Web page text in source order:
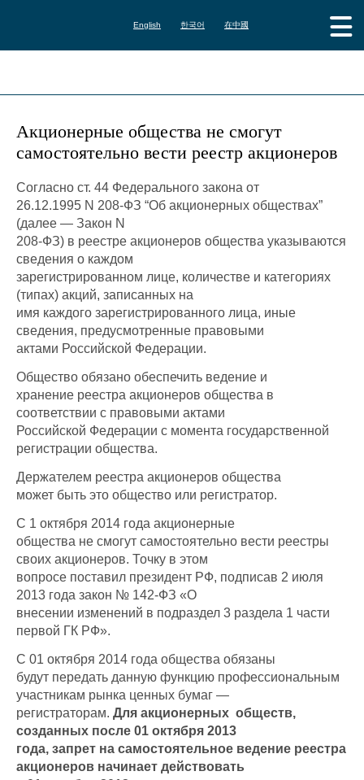
English 한국어 在中國
Акционерные общества не смогут
самостоятельно вести реестр акционеров
Согласно ст. 44 Федерального закона от
26.12.1995 N 208-ФЗ “Об акционерных обществах”
(далее — Закон N
208-ФЗ) в реестре акционеров общества указываются
сведения о каждом
зарегистрированном лице, количестве и категориях
(типах) акций, записанных на
имя каждого зарегистрированного лица, иные
сведения, предусмотренные правовыми
актами Российской Федерации.
Общество обязано обеспечить ведение и
хранение реестра акционеров общества в
соответствии с правовыми актами
Российской Федерации с момента государственной
регистрации общества.
Держателем реестра акционеров общества
может быть это общество или регистратор.
С 1 октября 2014 года акционерные
общества не смогут самостоятельно вести реестры
своих акционеров. Точку в этом
вопросе поставил президент РФ, подписав 2 июля
2013 года закон № 142-ФЗ «О
внесении изменений в подраздел 3 раздела 1 части
первой ГК РФ».
С 01 октября 2014 года общества обязаны
будут передать данную функцию профессиональным
участникам рынка ценных бумаг —
регистраторам. Для акционерных обществ,
созданных после 01 октября 2013
года, запрет на самостоятельное ведение реестра
акционеров начинает действовать